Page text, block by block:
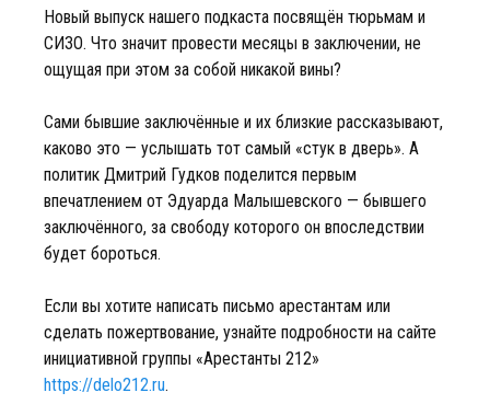
Новый выпуск нашего подкаста посвящён тюрьмам и
СИЗО. Что значит провести месяцы в заключении, не
ощущая при этом за собой никакой вины?
Сами бывшие заключённые и их близкие рассказывают,
каково это — услышать тот самый «стук в дверь». А
политик Дмитрий Гудков поделится первым
впечатлением от Эдуарда Малышевского — бывшего
заключённого, за свободу которого он впоследствии
будет бороться.
Если вы хотите написать письмо арестантам или
сделать пожертвование, узнайте подробности на сайте
инициативной группы «Арестанты 212»
https://delo212.ru.